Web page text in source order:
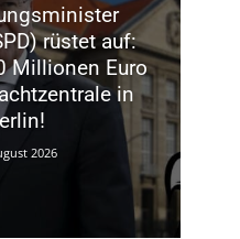
rüstet auf:
Millionen Euro
in
2026